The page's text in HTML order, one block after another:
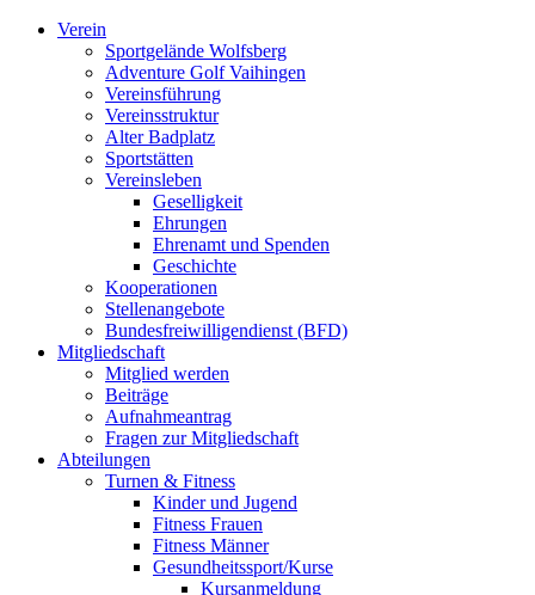
Verein
Sportgelände Wolfsberg
Adventure Golf Vaihingen
Vereinsführung
Vereinsstruktur
Alter Badplatz
Sportstätten
Vereinsleben
Geselligkeit
Ehrungen
Ehrenamt und Spenden
Geschichte
Kooperationen
Stellenangebote
Bundesfreiwilligendienst (BFD)
Mitgliedschaft
Mitglied werden
Beiträge
Aufnahmeantrag
Fragen zur Mitgliedschaft
Abteilungen
Turnen & Fitness
Kinder und Jugend
Fitness Frauen
Fitness Männer
Gesundheitssport/Kurse
Kursanmeldung